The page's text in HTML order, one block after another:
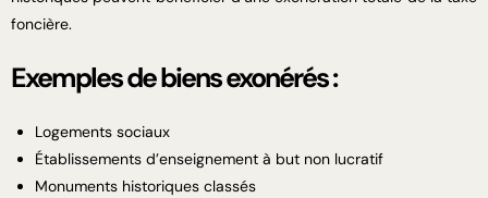
foncière.
Exemples de biens exonérés :
Logements sociaux
Établissements d’enseignement à but non lucratif
Monuments historiques classés